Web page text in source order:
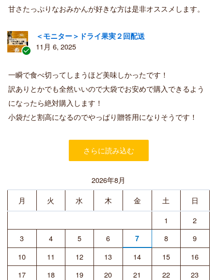
者
甘さたっぷりなおみかんが好きな方は是非オススメします。
証
済
み
購
者
＜モニター＞ドライ果実２回配送
11月 6, 2025
一瞬で食べ切ってしまうほど美味しかったです！
訳ありとかでも全然いいので大袋でお安めで購入できるよう
になったら絶対購入します！
小袋だと割高になるのでやっぱり贈答用になりそうです！
さらに読み込む
2026年8月
月
火 水 木 金 土
日
1
2
3
4 5 6 7 8
9
10
11 12 13 14 15
16
17
18 19 20 21 22
23